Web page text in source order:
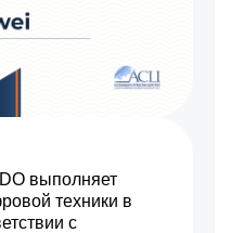
выполняет
техники в
с